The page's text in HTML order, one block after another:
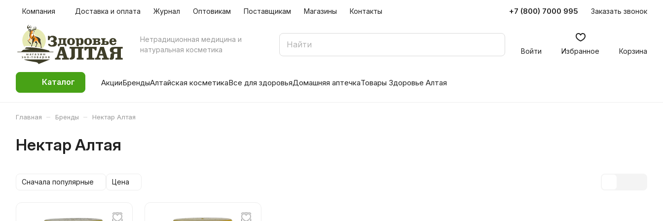
Компания Доставка и оплата Журнал Оптовикам Поставщикам Магазины Контакты +7 (800) 7000 995 Заказать звонок
Нетрадиционная медицина и
натуральная косметика
Войти Избранное Корзина
Каталог АкцииБрендыАлтайская косметикаВсе для здоровьяДомашняя аптечкаТовары Здоровье Алтая
Главная – Бренды – Нектар Алтая
Нектар Алтая
Сначала популярные Цена